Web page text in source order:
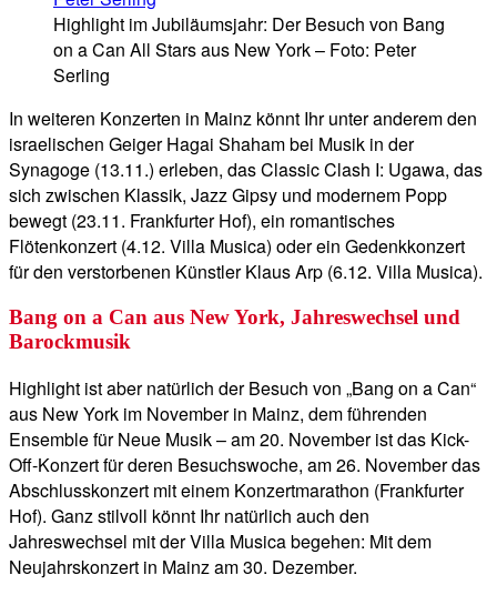
Highlight im Jubiläumsjahr: Der Besuch von Bang
on a Can All Stars aus New York – Foto: Peter
Serling
In weiteren Konzerten in Mainz könnt Ihr unter anderem den
israelischen Geiger Hagai Shaham bei Musik in der
Synagoge (13.11.) erleben, das Classic Clash I: Ugawa, das
sich zwischen Klassik, Jazz Gipsy und modernem Popp
bewegt (23.11. Frankfurter Hof), ein romantisches
Flötenkonzert (4.12. Villa Musica) oder ein Gedenkkonzert
für den verstorbenen Künstler Klaus Arp (6.12. Villa Musica).
Bang on a Can aus New York, Jahreswechsel und
Barockmusik
Highlight ist aber natürlich der Besuch von „Bang on a Can“
aus New York im November in Mainz, dem führenden
Ensemble für Neue Musik – am 20. November ist das Kick-
Off-Konzert für deren Besuchswoche, am 26. November das
Abschlusskonzert mit einem Konzertmarathon (Frankfurter
Hof). Ganz stilvoll könnt Ihr natürlich auch den
Jahreswechsel mit der Villa Musica begehen: Mit dem
Neujahrskonzert in Mainz am 30. Dezember.